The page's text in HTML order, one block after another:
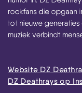
rockfans die opgaan
tot nieuwe
muziek verbindt
Website DZ
DZ Deathrays op